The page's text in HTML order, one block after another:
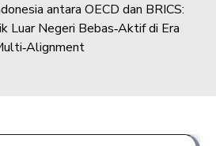
antara OECD dan BRICS:
Luar Negeri Bebas‑Aktif di Era